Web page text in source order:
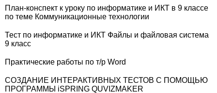
План-конспект к уроку по информатике и ИКТ в 9 классе
по теме Коммуникационные технологии
Тест по информатике и ИКТ Файлы и файловая система
9 класс
Практические работы по т/р Word
СОЗДАНИЕ ИНТЕРАКТИВНЫХ ТЕСТОВ С ПОМОЩЬЮ
ПРОГРАММЫ iSPRING QUVIZMAKER